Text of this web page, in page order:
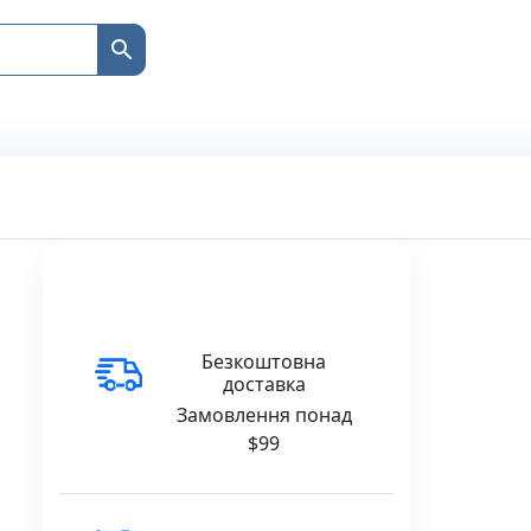
Безкоштовна
доставка
Замовлення понад
$99